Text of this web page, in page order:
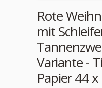
Rote
mit
Variante -
Papier 44